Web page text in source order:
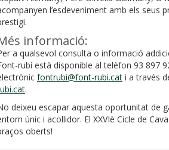
l’esdeveniment amb els seus
informació:
a qualsevol consulta o informació
rubí està disponible al telèfon 93 897
fontrubi@font-rubi.cat i a través
.
deixeu escapar aquesta oportunitat de
únic i acollidor. El XXVIè Cicle de
oberts!